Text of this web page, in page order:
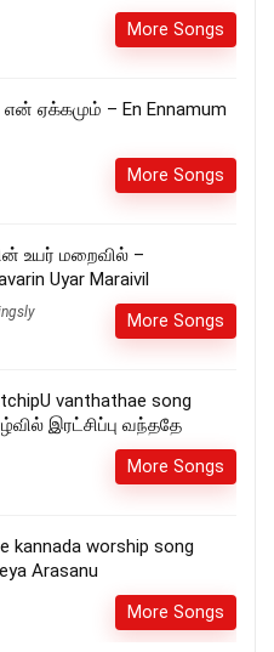
More Songs
ஏக்கமும் – En Ennamum
More Songs
உயர் மறைவில் –
Uyar Maraivil
More Songs
vanthathae song
இரட்சிப்பு வந்ததே
More Songs
kannada worship song
Arasanu
More Songs